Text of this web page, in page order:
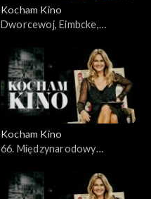
Kocham Kino
Dworcewoj, Eimbcke,
Kocham Kino
66. Międzynarodowy
13.09.2009